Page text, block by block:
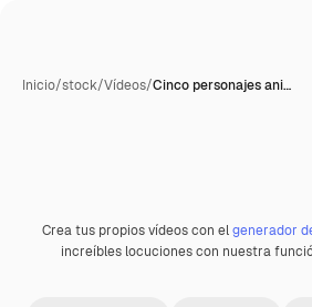
Inicio/stock/Vídeos/Cinco personajes ani…
Premium
Crea tus propios vídeos con elgenerador
increíbles locuciones con nuestra